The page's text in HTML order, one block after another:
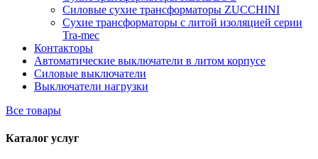
Силовые сухие трансформаторы ZUCCHINI
Сухие трансформаторы с литой изоляцией серии
Tra-mec
Контакторы
Автоматические выключатели в литом корпусе
Силовые выключатели
Выключатели нагрузки
Все товары
Каталог услуг